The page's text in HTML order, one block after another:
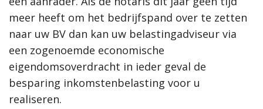
meer heeft om het bedrijfspand over te zetten
naar uw BV dan kan uw belastingadviseur via
een zogenoemde economische
eigendomsoverdracht in ieder geval de
besparing inkomstenbelasting voor u
realiseren.